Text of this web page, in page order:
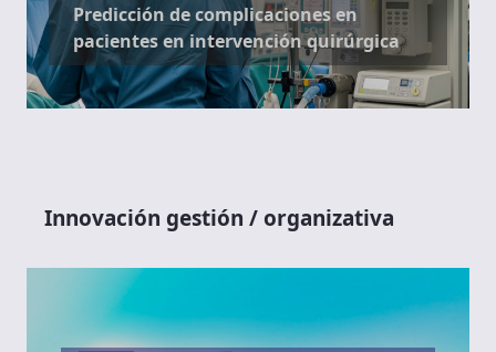
Predicción de complicaciones en
pacientes en intervención quirúrgica
Innovación gestión / organizativa